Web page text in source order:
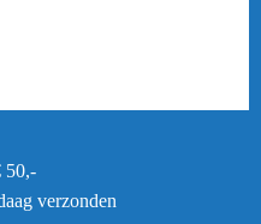
50,-
verzonden